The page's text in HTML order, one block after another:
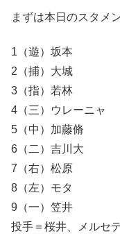
まずは本日のスタメ
1（遊）坂本
2（捕）大城
3（指）若林
4（三）ウレーニャ
5（中）加藤脩
6（二）吉川大
7（右）松原
8（左）モタ
9（一）笠井
投手＝桜井、メルセ